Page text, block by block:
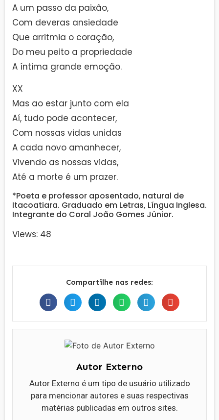
A um passo da paixão,
Com deveras ansiedade
Que arritmia o coração,
Do meu peito a propriedade
A íntima grande emoção.
XX
Mas ao estar junto com ela
Aí, tudo pode acontecer,
Com nossas vidas unidas
A cada novo amanhecer,
Vivendo as nossas vidas,
Até a morte é um prazer.
*Poeta e professor aposentado, natural de
Itacoatiara. Graduado em Letras, Língua Inglesa.
Integrante do Coral João Gomes Júnior.
Views: 48
Compartilhe nas redes:
Autor Externo
Autor Externo é um tipo de usuário utilizado
para mencionar autores e suas respectivas
matérias publicadas em outros sites.